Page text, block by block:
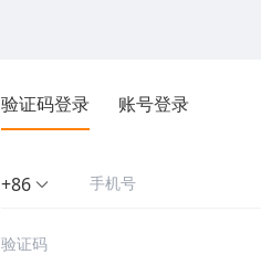
验证码登录 账号登录
+86